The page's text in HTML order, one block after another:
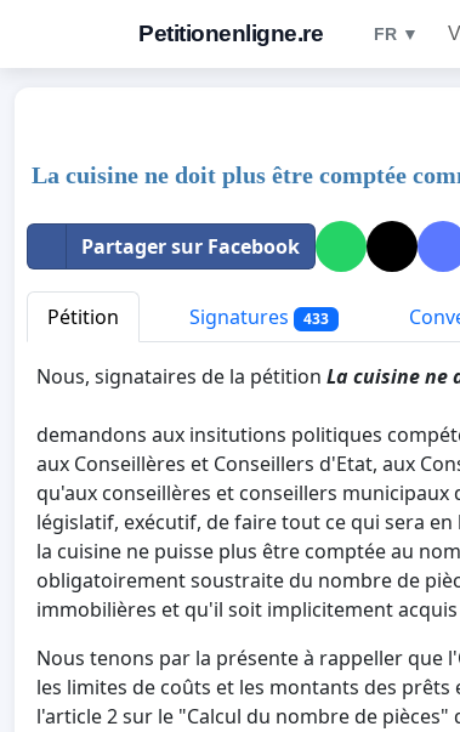
Petitionenligne.re FR ▼
La cuisine ne doit plus être comptée
Partager sur Facebook
Pétition Signatures 433
Nous, signataires de la pétition La cuisine ne
demandons aux insitutions politiques
aux Conseillères et Conseillers d'Etat, aux
qu'aux conseillères et conseillers municipaux
législatif, exécutif, de faire tout ce qui sera
la cuisine ne puisse plus être comptée au
obligatoirement soustraite du nombre de
immobilières et qu'il soit implicitement
Nous tenons par la présente à rappeller que
les limites de coûts et les montants des
l'article 2 sur le "Calcul du nombre de pièces"